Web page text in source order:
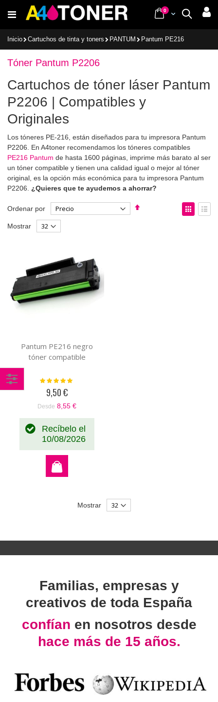
al
Buscar
Cart
0items
Inicio Cartuchos de tinta y toners PANTUM Pantum PE216
Tóner Pantum P2206
Cartuchos de tóner láser Pantum
P2206 | Compatibles y
Originales
Los tóneres PE-216, están diseñados para tu impresora Pantum
P2206. En A4toner recomendamos los tóneres compatibles
PE216 Pantum de hasta 1600 páginas, imprime más barato al ser
un tóner compatible y tienen una calidad igual o mejor al tóner
original, es la opción más económica para tu impresora Pantum
P2206.
¿Quieres que te ayudemos a ahorrar?
Ordenar por
Fijar
Ver
como
Mostrar
Pantum PE216 negro
tóner compatible
Valoración:
9,50 €
Desde 8,55 €
Recíbelo el
10/08/2026
Mostrar
Comprar
Familias, empresas y
creativos de toda España
confían en nosotros desde
hace más de 15 años.